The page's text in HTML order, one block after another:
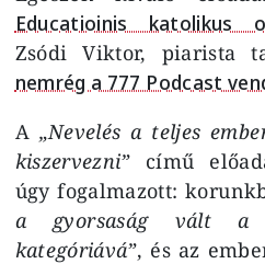
Educatioinis katolikus
Zsódi Viktor, piarista
nemrég a 777 Podcast
A „Nevelés a teljes
kiszervezni”című
úgy fogalmazott:
a gyorsaság vált a
kategóriává”, és az